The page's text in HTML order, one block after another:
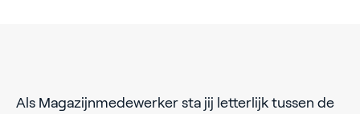
Als Magazijnmedewerker sta jij letterlijk tussen de